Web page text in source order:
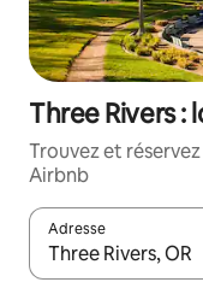
Three Rivers :
Trouvez et
Airbnb
Adresse
Lorsque les